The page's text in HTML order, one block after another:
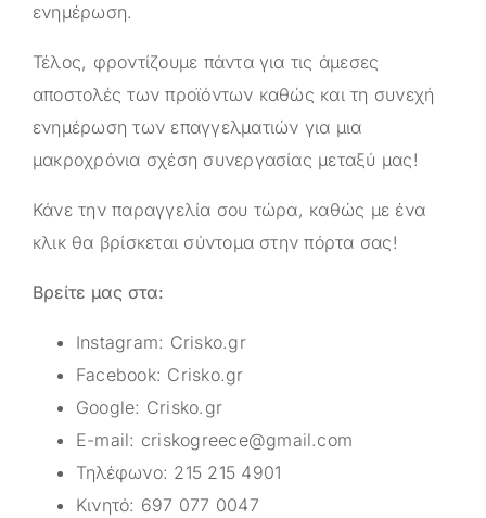
ενημέρωση.
Τέλος, φροντίζουμε πάντα για τις άμεσες
αποστολές των προϊόντων καθώς και τη συνεχή
ενημέρωση των επαγγελματιών για μια
μακροχρόνια σχέση συνεργασίας μεταξύ μας!
Κάνε την παραγγελία σου τώρα, καθώς με ένα
κλικ θα βρίσκεται σύντομα στην πόρτα σας!
Βρείτε μας στα:
Instagram: Crisko.gr
Facebook: Crisko.gr
Google: Crisko.gr
E-mail: criskogreece@gmail.com
Τηλέφωνο: 215 215 4901
Κινητό: 697 077 0047